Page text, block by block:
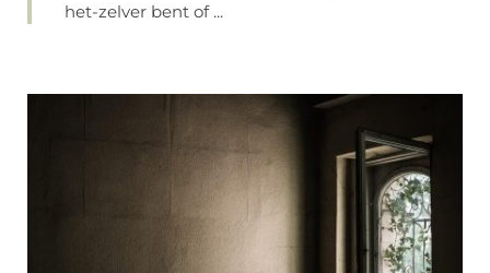
het-zelver bent of ...